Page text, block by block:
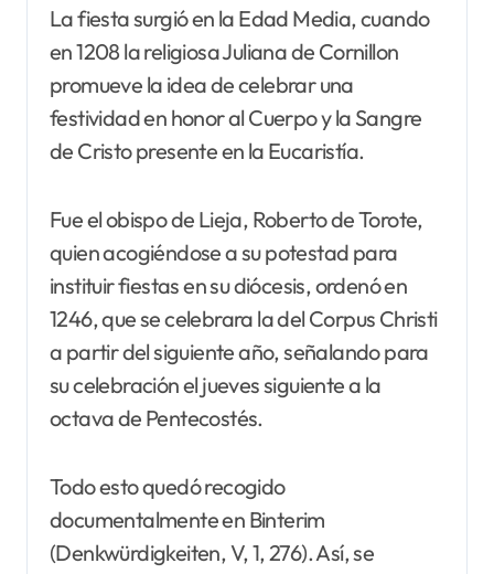
La fiesta surgió en la Edad Media, cuando
en 1208 la religiosa Juliana de Cornillon
promueve la idea de celebrar una
festividad en honor al Cuerpo y la Sangre
de Cristo presente en la Eucaristía.
Fue el obispo de Lieja, Roberto de Torote,
quien acogiéndose a su potestad para
instituir fiestas en su diócesis, ordenó en
1246, que se celebrara la del Corpus Christi
a partir del siguiente año, señalando para
su celebración el jueves siguiente a la
octava de Pentecostés.
Todo esto quedó recogido
documentalmente en Binterim
(Denkwürdigkeiten, V, 1, 276). Así, se